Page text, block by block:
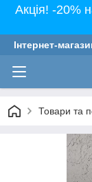
Акція! -20%
Інтернет-
Товари та